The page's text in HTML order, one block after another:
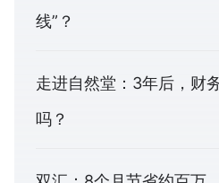
线”？
走进自然堂：3年后，财
吗？